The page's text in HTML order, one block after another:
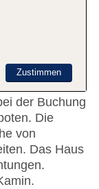
Rezeption im
englisch-
rund um die
eine
Hotel steht
der Buchung
Die
von
Das Haus
Zustimmen